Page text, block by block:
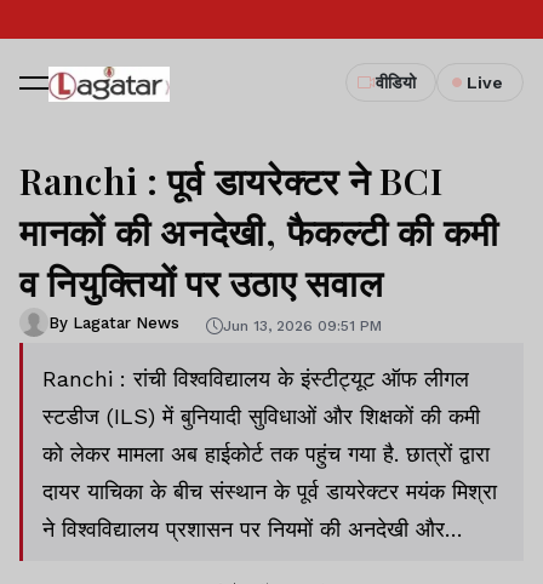
वीडियो Live
Ranchi : पूर्व डायरेक्टर ने BCI
मानकों की अनदेखी, फैकल्टी की कमी
व नियुक्तियों पर उठाए सवाल
By Lagatar News Jun 13, 2026 09:51 PM
Ranchi : रांची विश्वविद्यालय के इंस्टीट्यूट ऑफ लीगल
स्टडीज (ILS) में बुनियादी सुविधाओं और शिक्षकों की कमी
को लेकर मामला अब हाईकोर्ट तक पहुंच गया है. छात्रों द्वारा
दायर याचिका के बीच संस्थान के पूर्व डायरेक्टर मयंक मिश्रा
ने विश्वविद्यालय प्रशासन पर नियमों की अनदेखी और